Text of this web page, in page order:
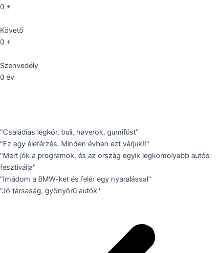
0 +
Követő
0 +
Szenvedély
0 év
"Családias légkör, buli, haverok, gumifüst"
"Ez egy életérzés. Minden évben ezt vàrjuk!!"
"Mert jók a programok, és az orszàg egyik legkomolyabb autós
fesztiválja"
"Imádom a BMW-ket és felér egy nyaralással"
"Jó társaság, gyönyörű autók"